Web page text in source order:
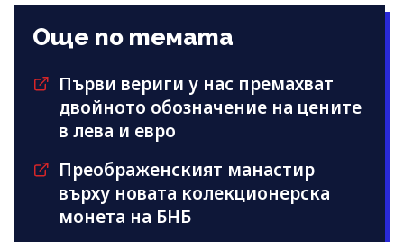
Още по темата
Първи вериги у нас премахват
двойното обозначение на цените
в лева и евро
Преображенският манастир
върху новата колекционерска
монета на БНБ